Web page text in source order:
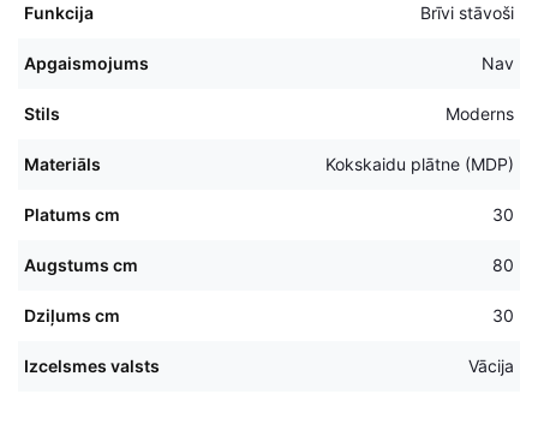
Funkcija Brīvi stāvoši
Apgaismojums Nav
Stils Moderns
Materiāls Kokskaidu plātne (MDP)
Platums cm 30
Augstums cm 80
Dziļums cm 30
Izcelsmes valsts Vācija